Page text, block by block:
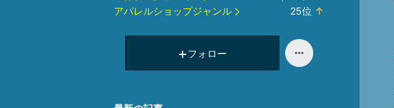
アパレルショップジャンル 25位 ↑
フォロー